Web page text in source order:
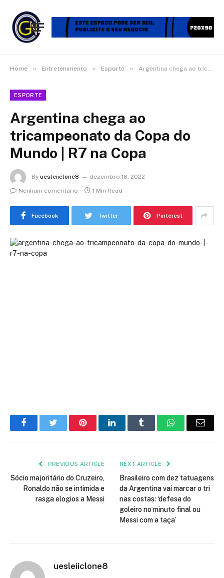
Home » Entretenimento » Esporte » Argentina chega ao tricampeonato da Copa do Mundo | R7 na Copa
ESPORTE
Argentina chega ao
tricampeonato da Copa do
Mundo | R7 na Copa
By uesleiiclone8
dezembro 18, 2022
Nenhum comentário
1 Min Read
Facebook Twitter Pinterest
FacebookTwitter PinterestLinkedIn Tumblr WhatsApp
PREVIOUS ARTICLE
Sócio majoritário do Cruzeiro,
Ronaldo não se intimida e
rasga elogios a Messi
NEXT ARTICLE
Brasileiro com dez tatuagens
da Argentina vai marcar o tri
nas costas: ‘defesa do
goleiro no minuto final ou
Messi com a taça’
uesleiiclone8